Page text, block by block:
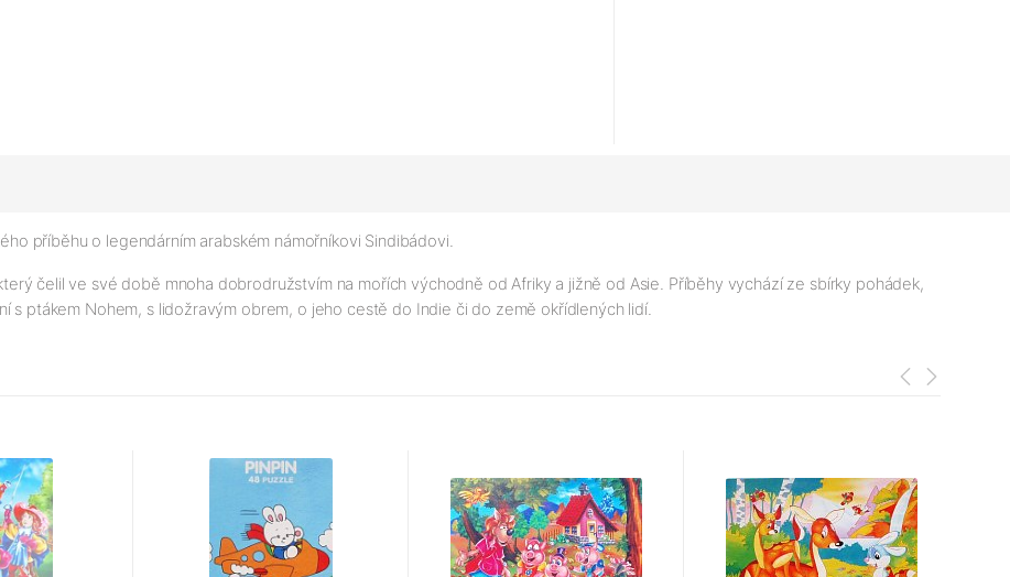
příběhu o legendárním arabském námořníkovi Sindibádovi.
čelil ve své době mnoha dobrodružstvím na mořích východně od Afriky a jižně od Asie. Příběhy vychází ze sbírky pohádek,
s ptákem Nohem, s lidožravým obrem, o jeho cestě do Indie či do země okřídlených lidí.